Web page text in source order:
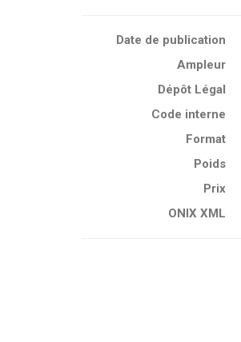
Date de publication
Ampleur
Dépôt Légal
Code interne
Format
Poids
Prix
ONIX XML